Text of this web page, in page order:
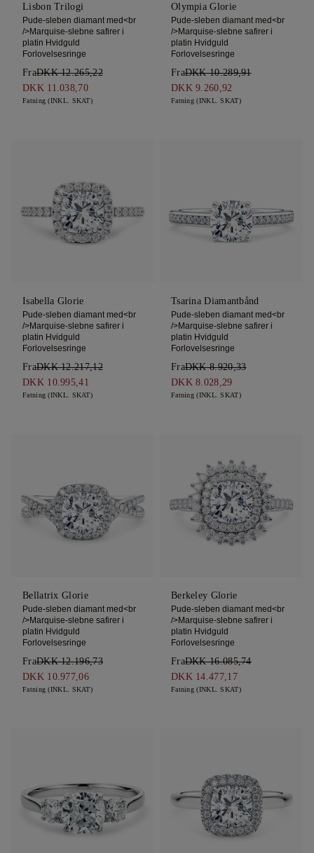
Lisbon Trilogi
Pude-sleben diamant med<br
/>Marquise-slebne safirer i
platin Hvidguld
Forlovelsesringe
FraDKK 12.265,22
DKK 11.038,70
Fatning (INKL. SKAT)
Olympia Glorie
Pude-sleben diamant med<br
/>Marquise-slebne safirer i
platin Hvidguld
Forlovelsesringe
FraDKK 10.289,91
DKK 9.260,92
Fatning (INKL. SKAT)
Isabella Glorie
Pude-sleben diamant med<br
/>Marquise-slebne safirer i
platin Hvidguld
Forlovelsesringe
FraDKK 12.217,12
DKK 10.995,41
Fatning (INKL. SKAT)
Tsarina Diamantbånd
Pude-sleben diamant med<br
/>Marquise-slebne safirer i
platin Hvidguld
Forlovelsesringe
FraDKK 8.920,33
DKK 8.028,29
Fatning (INKL. SKAT)
Bellatrix Glorie
Pude-sleben diamant med<br
/>Marquise-slebne safirer i
platin Hvidguld
Forlovelsesringe
FraDKK 12.196,73
DKK 10.977,06
Fatning (INKL. SKAT)
Berkeley Glorie
Pude-sleben diamant med<br
/>Marquise-slebne safirer i
platin Hvidguld
Forlovelsesringe
FraDKK 16.085,74
DKK 14.477,17
Fatning (INKL. SKAT)